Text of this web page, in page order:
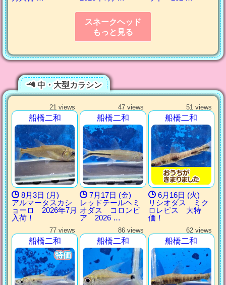
スネークヘッド
もっと見る
中・大型カラシン
21 views
船橋二和
8月3日 (月)
アルマータスカシ
ョーロ 2026年7月
入荷！
47 views
船橋二和
7月17日 (金)
レッドテールヘミ
オダス コロンビ
ア 2026 …
51 views
船橋二和
6月16日 (火)
リシオダス ミク
ロレピス 大特
価！
77 views
船橋二和
86 views
船橋二和
62 views
船橋二和